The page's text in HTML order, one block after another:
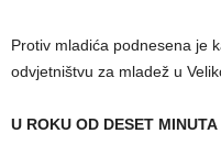
Protiv mladića podnesena je
odvjetništvu za mladež u
U ROKU OD DESET